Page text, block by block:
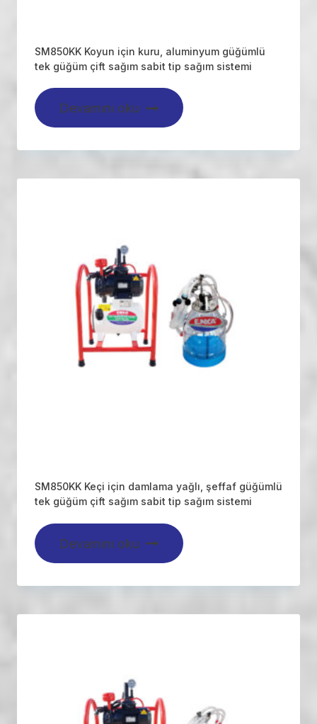
SM850KK Koyun için kuru, aluminyum güğümlü
tek güğüm çift sağım sabit tip sağım sistemi
Devamını oku
SM850KK Keçi için damlama yağlı, şeffaf güğümlü
tek güğüm çift sağım sabit tip sağım sistemi
Devamını oku